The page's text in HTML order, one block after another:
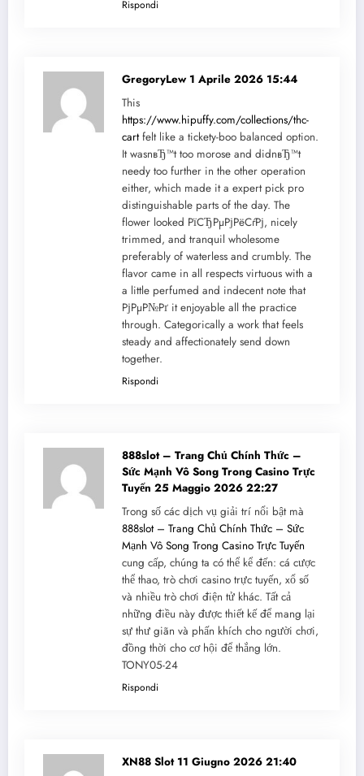
Rispondi
GregoryLew 1 Aprile 2026 15:44
This
https://www.hipuffy.com/collections/thc-
cartfelt like a tickety-boo balanced option.
It wasnвЂ™t too morose and didnвЂ™t
needy too further in the other operation
either, which made it a expert pick pro
distinguishable parts of the day. The
flower looked РїСЂРµРјРёСѓРј, nicely
trimmed, and tranquil wholesome
preferably of waterless and crumbly. The
flavor came in all respects virtuous with a
a little perfumed and indecent note that
РјРµР№Рґ it enjoyable all the practice
through. Categorically a work that feels
steady and affectionately send down
together.
Rispondi
888slot – Trang Chủ Chính Thức –
Sức Mạnh Vô Song Trong Casino Trực
Tuyến 25 Maggio 2026 22:27
Trong số các dịch vụ giải trí nổi bật mà
888slot – Trang Chủ Chính Thức – Sức
Mạnh Vô Song Trong Casino Trực Tuyến
cung cấp, chúng ta có thể kể đến: cá cược
thể thao, trò chơi casino trực tuyến, xổ số
và nhiều trò chơi điện tử khác. Tất cả
những điều này được thiết kế để mang lại
sự thư giãn và phấn khích cho người chơi,
đồng thời cho cơ hội để thắng lớn.
TONY05-24
Rispondi
XN88 Slot 11 Giugno 2026 21:40